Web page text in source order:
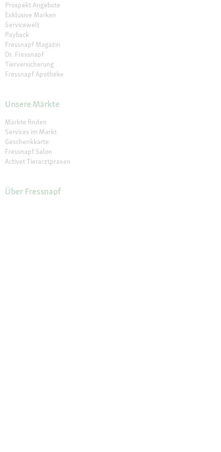
Prospekt Angebote
Exklusive Marken
Servicewelt
Payback
Fressnapf Magazin
Dr. Fressnapf
Tierversicherung
Fressnapf Apotheke
Unsere Märkte
Märkte finden
Services im Markt
Geschenkkarte
Fressnapf Salon
Activet Tierarztpraxen
Über Fressnapf